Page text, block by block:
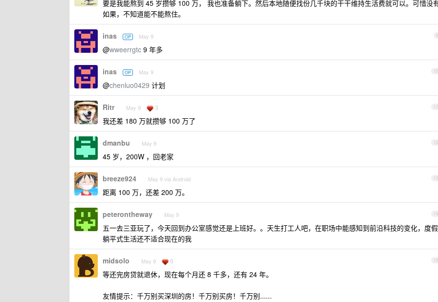
要是我能熬到 45 岁攒够 100 万， 我也准备躺下。然后本地随便找份几千块的干干维持生活费就可以。可惜没
如果，不知道能不能熬住。
9
inas OP May 9
@wweerrgtc 9 年多
10
inas OP May 9
@chenluo0429 计划
11
Ritr May 9 3
我还差 180 万就攒够 100 万了
12
dmanbu May 9
45 岁，200W ，回老家
13
breeze924 May 9 via Android
距离 100 万，还差 200 万。
14
peterontheway May 9
五一去三亚玩了，今天回到办公室感觉还是上班好。。天生打工人吧，在职场中能感知到前沿科技的变化，度假
躺平式生活还不适合现在的我
15
midsolo May 9 6
等还完房贷就退休，现在每个月还 8 千多，还有 24 年。
友情提示：千万别买深圳的房！千万别买房！千万别......